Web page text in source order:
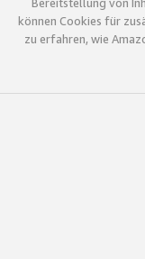
Bereitstellung von
können Cookies für
zu erfahren, wie